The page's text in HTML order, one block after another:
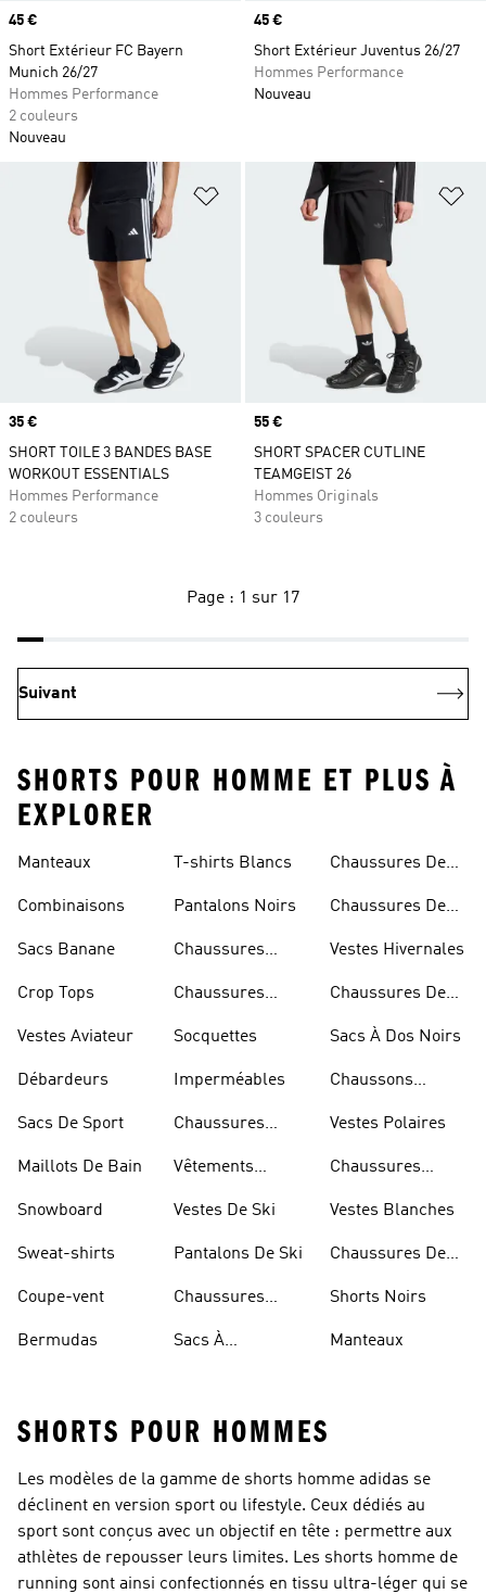
Prix
45 €
Short Extérieur FC Bayern
Munich 26/27
Hommes Performance
2 couleurs
Nouveau
Prix
45 €
Short Extérieur Juventus 26/27
Hommes Performance
Nouveau
Ajouter à la Liste de produits
Prix
35 €
SHORT TOILE 3 BANDES BASE
WORKOUT ESSENTIALS
Hommes Performance
2 couleurs
Prix
55 €
SHORT SPACER CUTLINE
TEAMGEIST 26
Hommes Originals
3 couleurs
Page : 1 sur 17
Suivant
SHORTS POUR HOMME ET PLUS À
EXPLORER
Manteaux
Combinaisons
Sacs Banane
Crop Tops
Vestes Aviateur
Débardeurs
Sacs De Sport
Maillots De Bain
Snowboard
Sweat-shirts
Coupe-vent
Bermudas
T-shirts Blancs
Pantalons Noirs
Chaussures
Chaussures
Socquettes
Imperméables
Chaussures
Vêtements
Vestes De Ski
Pantalons De Ski
Chaussures
Sacs À
Chaussures De
Chaussures De
Vestes Hivernales
Chaussures De
Sacs À Dos Noirs
Chaussons
Vestes Polaires
Chaussures
Vestes Blanches
Chaussures De
Shorts Noirs
Manteaux
SHORTS POUR HOMMES
Les modèles de la gamme de shorts homme adidas se
déclinent en version sport ou lifestyle. Ceux dédiés au
sport sont conçus avec un objectif en tête : permettre aux
athlètes de repousser leurs limites. Les shorts homme de
running sont ainsi confectionnés en tissu ultra-léger qui se